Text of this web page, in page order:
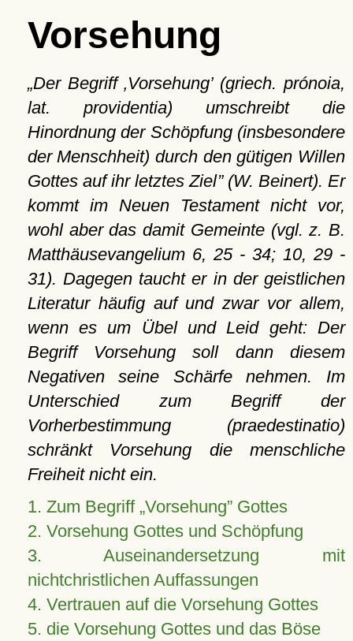
Vorsehung
Der Begriff Vorsehung(griech. prónoia,
lat. providentia) umschreibt die
Hinordnung der Schöpfung (insbesondere
der Menschheit) durch den gütigen Willen
Gottes auf ihr letztes Ziel (W. Beinert). Er
kommt im Neuen Testament nicht vor,
wohl aber das damit Gemeinte (vgl. z. B.
Matthäusevangelium 6, 25 - 34; 10, 29 -
31). Dagegen taucht er in der geistlichen
Literatur häufig auf und zwar vor allem,
wenn es um Übel und Leid geht: Der
Begriff Vorsehung soll dann diesem
Negativen seine Schärfe nehmen. Im
Unterschied zum Begriff der
Vorherbestimmung (praedestinatio)
schränkt Vorsehung die menschliche
Freiheit nicht ein.
1. Zum Begriff Vorsehung Gottes
2. Vorsehung Gottes und Schöpfung
3. Auseinandersetzung mit
nichtchristlichen Auffassungen
4. Vertrauen auf die Vorsehung Gottes
5. die Vorsehung Gottes und das Böse